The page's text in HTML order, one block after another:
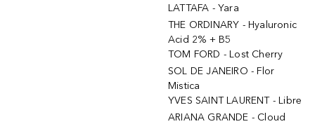
LATTAFA - Yara
THE ORDINARY - Hyaluronic
Acid 2% + B5
TOM FORD - Lost Cherry
SOL DE JANEIRO - Flor
Mistica
YVES SAINT LAURENT - Libre
ARIANA GRANDE - Cloud